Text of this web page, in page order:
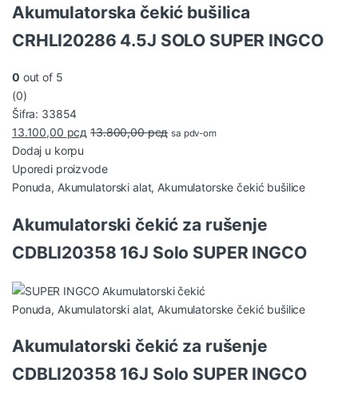
Akumulatorska čekić bušilica
CRHLI20286 4.5J SOLO SUPER INGCO
0 out of 5
(0)
Šifra: 33854
13.100,00 рсд 13.800,00рсд sa pdv-om
Dodaj u korpu
Uporedi proizvode
Ponuda, Akumulatorski alat, Akumulatorske čekić bušilice
Akumulatorski čekić za rušenje
CDBLI20358 16J Solo SUPER INGCO
Ponuda, Akumulatorski alat, Akumulatorske čekić bušilice
Akumulatorski čekić za rušenje
CDBLI20358 16J Solo SUPER INGCO